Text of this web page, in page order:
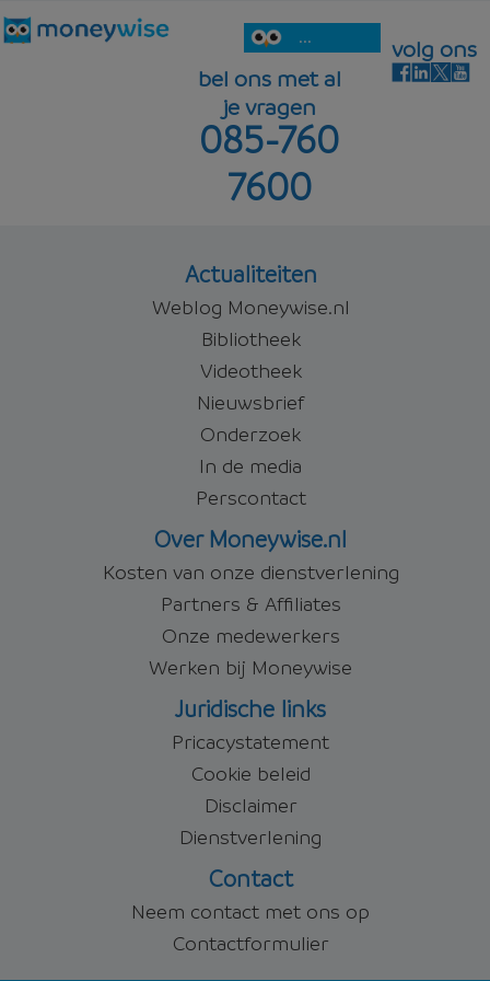
...
bel ons met al
je vragen
085-760
7600
volg ons
Actualiteiten
Weblog Moneywise.nl
Bibliotheek
Videotheek
Nieuwsbrief
Onderzoek
In de media
Perscontact
Over Moneywise.nl
Kosten van onze dienstverlening
Partners & Affiliates
Onze medewerkers
Werken bij Moneywise
Juridische links
Pricacystatement
Cookie beleid
Disclaimer
Dienstverlening
Contact
Neem contact met ons op
Contactformulier